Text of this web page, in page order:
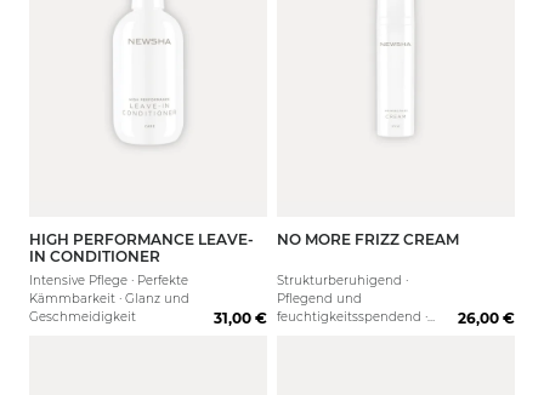
250 ml
HIGH PERFORMANCE LEAVE-
IN CONDITIONER
Intensive Pflege · Perfekte
Kämmbarkeit · Glanz und
Geschmeidigkeit
31,00 €
75 ml
NO MORE FRIZZ CREAM
Strukturberuhigend ·
Pflegend und
feuchtigkeitsspendend ·
26,00 €